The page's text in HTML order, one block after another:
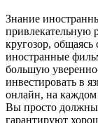
Знание
привлекательную
кругозор,
иностранные
большую
инвестировать в
онлайн, на каждом
Вы просто должны
гарантируют